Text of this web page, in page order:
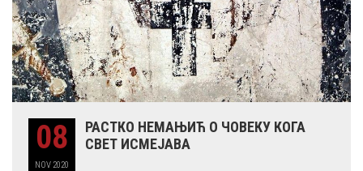
08
NOV 2020
РАСТКО НЕМАЊИЋ О ЧОВЕКУ КОГА
СВЕТ ИСМЕЈАВА